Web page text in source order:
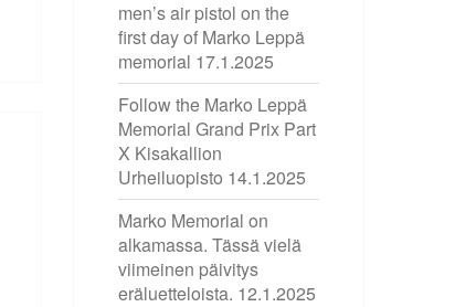
men’s air pistol on the
first day of Marko Leppä
memorial 17.1.2025
Follow the Marko Leppä
Memorial Grand Prix Part
X Kisakallion
Urheiluopisto 14.1.2025
Marko Memorial on
alkamassa. Tässä vielä
viimeinen päivitys
eräluetteloista. 12.1.2025